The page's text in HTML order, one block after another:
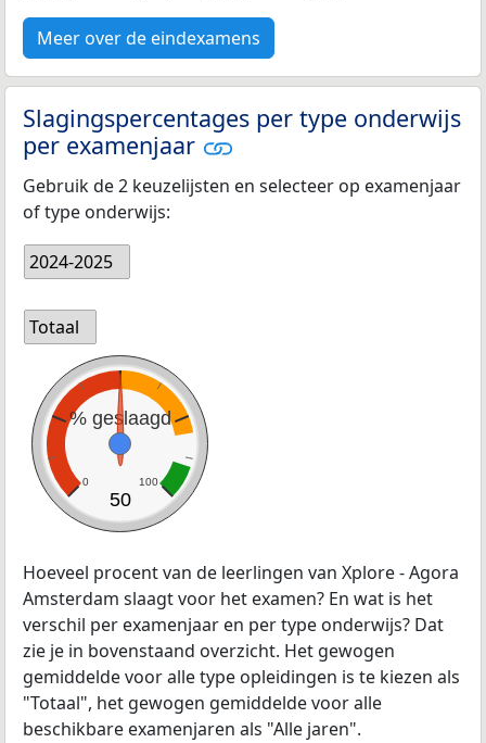
Meer over de eindexamens
Slagingspercentages per type onderwijs
per examenjaar
Gebruik de 2 keuzelijsten en selecteer op examenjaar
of type onderwijs:
2024-2025
Totaal
% geslaagd
0 100
50
Hoeveel procent van de leerlingen van Xplore - Agora
Amsterdam slaagt voor het examen? En wat is het
verschil per examenjaar en per type onderwijs? Dat
zie je in bovenstaand overzicht. Het gewogen
gemiddelde voor alle type opleidingen is te kiezen als
"Totaal", het gewogen gemiddelde voor alle
beschikbare examenjaren als "Alle jaren".